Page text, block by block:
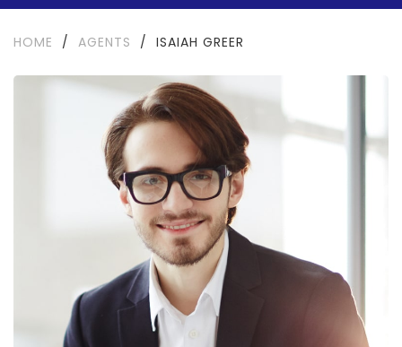
HOME / AGENTS / ISAIAH GREER